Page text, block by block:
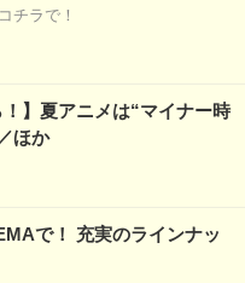
チラで！
！】夏アニメは“マイナー時
ほか
で！ 充実のラインナッ